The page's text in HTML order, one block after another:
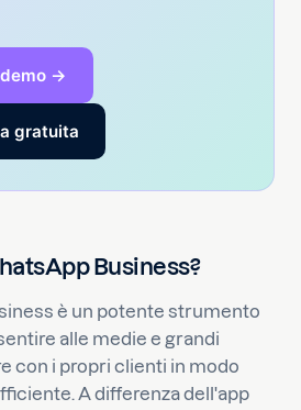
→
gratuita
Business?
è un potente strumento
alle medie e grandi
con i propri clienti in modo
A differenza dell'app